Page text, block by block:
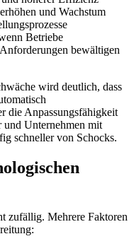
und Wachstum
Betriebe
bewältigen
wird deutlich, dass
die Anpassungsfähigkeit
und Unternehmen mit
schneller von Schocks.
zufällig. Mehrere Faktoren